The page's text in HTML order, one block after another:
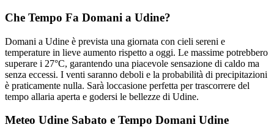
Che Tempo Fa Domani a Udine?
Domani a Udine è prevista una giornata con cieli sereni e
temperature in lieve aumento rispetto a oggi. Le massime potrebbero
superare i 27°C, garantendo una piacevole sensazione di caldo ma
senza eccessi. I venti saranno deboli e la probabilità di precipitazioni
è praticamente nulla. Sarà loccasione perfetta per trascorrere del
tempo allaria aperta e godersi le bellezze di Udine.
Meteo Udine Sabato e Tempo Domani Udine